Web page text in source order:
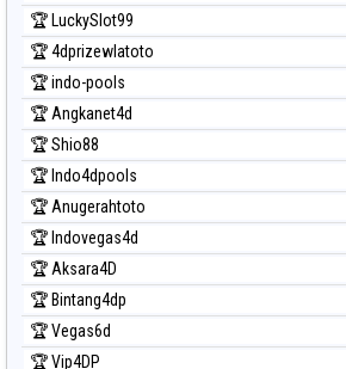
🏆 LuckySlot99
🏆 4dprizewlatoto
🏆 indo-pools
🏆 Angkanet4d
🏆 Shio88
🏆 Indo4dpools
🏆 Anugerahtoto
🏆 Indovegas4d
🏆 Aksara4D
🏆 Bintang4dp
🏆 Vegas6d
🏆 Vip4DP